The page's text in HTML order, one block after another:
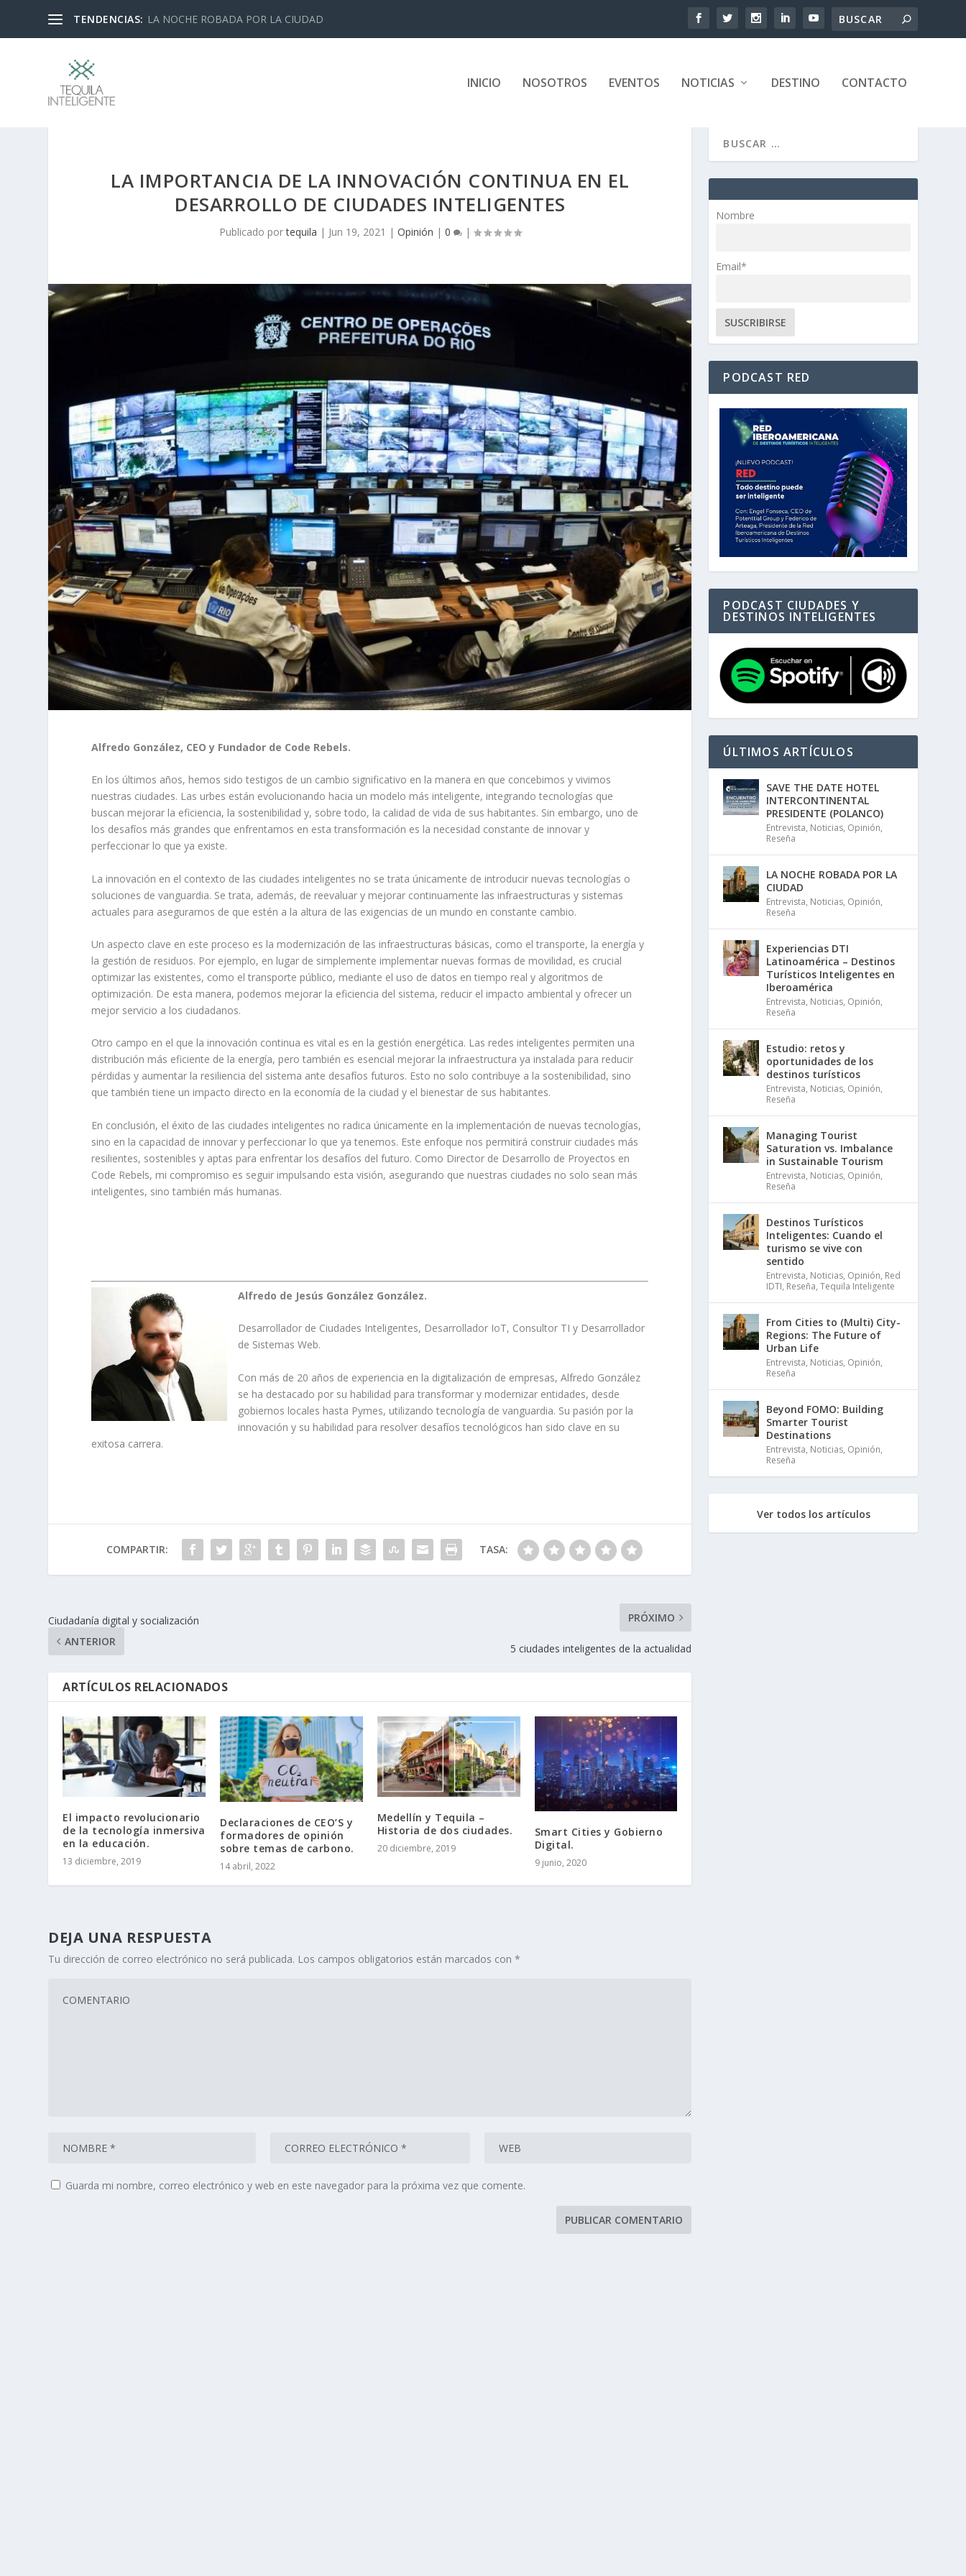
TENDENCIAS: LA NOCHE ROBADA POR LA CIUDAD
INICIO NOSOTROS EVENTOS NOTICIAS DESTINO CONTACTO
LA IMPORTANCIA DE LA INNOVACIÓN CONTINUA EN EL
DESARROLLO DE CIUDADES INTELIGENTES
Publicado portequila | Jun 19, 2021 | Opinión | 0 |
Alfredo González, CEO y Fundador de Code Rebels.
En los últimos años, hemos sido testigos de un cambio significativo en la manera en que concebimos y vivimos
nuestras ciudades. Las urbes están evolucionando hacia un modelo más inteligente, integrando tecnologías que
buscan mejorar la eficiencia, la sostenibilidad y, sobre todo, la calidad de vida de sus habitantes. Sin embargo, uno de
los desafíos más grandes que enfrentamos en esta transformación es la necesidad constante de innovar y
perfeccionar lo que ya existe.
La innovación en el contexto de las ciudades inteligentes no se trata únicamente de introducir nuevas tecnologías o
soluciones de vanguardia. Se trata, además, de reevaluar y mejorar continuamente las infraestructuras y sistemas
actuales para asegurarnos de que estén a la altura de las exigencias de un mundo en constante cambio.
Un aspecto clave en este proceso es la modernización de las infraestructuras básicas, como el transporte, la energía y
la gestión de residuos. Por ejemplo, en lugar de simplemente implementar nuevas formas de movilidad, es crucial
optimizar las existentes, como el transporte público, mediante el uso de datos en tiempo real y algoritmos de
optimización. De esta manera, podemos mejorar la eficiencia del sistema, reducir el impacto ambiental y ofrecer un
mejor servicio a los ciudadanos.
Otro campo en el que la innovación continua es vital es en la gestión energética. Las redes inteligentes permiten una
distribución más eficiente de la energía, pero también es esencial mejorar la infraestructura ya instalada para reducir
pérdidas y aumentar la resiliencia del sistema ante desafíos futuros. Esto no solo contribuye a la sostenibilidad, sino
que también tiene un impacto directo en la economía de la ciudad y el bienestar de sus habitantes.
En conclusión, el éxito de las ciudades inteligentes no radica únicamente en la implementación de nuevas tecnologías,
sino en la capacidad de innovar y perfeccionar lo que ya tenemos. Este enfoque nos permitirá construir ciudades más
resilientes, sostenibles y aptas para enfrentar los desafíos del futuro. Como Director de Desarrollo de Proyectos en
Code Rebels, mi compromiso es seguir impulsando esta visión, asegurando que nuestras ciudades no solo sean más
inteligentes, sino también más humanas.
Alfredo de Jesús González González.
Desarrollador de Ciudades Inteligentes, Desarrollador IoT, Consultor TI y Desarrollador
de Sistemas Web.
Con más de 20 años de experiencia en la digitalización de empresas, Alfredo González
se ha destacado por su habilidad para transformar y modernizar entidades, desde
gobiernos locales hasta Pymes, utilizando tecnología de vanguardia. Su pasión por la
innovación y su habilidad para resolver desafíos tecnológicos han sido clave en su
exitosa carrera.
COMPARTIR: TASA:
Ciudadanía digital y socialización
ANTERIOR
PRÓXIMO
5 ciudades inteligentes de la actualidad
ARTÍCULOS RELACIONADOS
El impacto revolucionario
de la tecnología inmersiva
en la educación.
13 diciembre, 2019
Declaraciones de CEO’S y
formadores de opinión
sobre temas de carbono.
14 abril, 2022
Medellín y Tequila –
Historia de dos ciudades.
20 diciembre, 2019
Smart Cities y Gobierno
Digital.
9 junio, 2020
DEJA UNA RESPUESTA
Tu dirección de correo electrónico no será publicada. Los campos obligatorios están marcados con*
Guarda mi nombre, correo electrónico y web en este navegador para la próxima vez que comente.
Nombre
Email*
PODCAST RED
PODCAST CIUDADES Y
DESTINOS INTELIGENTES
ÚLTIMOS ARTÍCULOS
SAVE THE DATE HOTEL
INTERCONTINENTAL
PRESIDENTE (POLANCO)
Entrevista, Noticias, Opinión,
Reseña
LA NOCHE ROBADA POR LA
CIUDAD
Entrevista, Noticias, Opinión,
Reseña
Experiencias DTI
Latinoamérica – Destinos
Turísticos Inteligentes en
Iberoamérica
Entrevista, Noticias, Opinión,
Reseña
Estudio: retos y
oportunidades de los
destinos turísticos
Entrevista, Noticias, Opinión,
Reseña
Managing Tourist
Saturation vs. Imbalance
in Sustainable Tourism
Entrevista, Noticias, Opinión,
Reseña
Destinos Turísticos
Inteligentes: Cuando el
turismo se vive con
sentido
Entrevista, Noticias, Opinión, Red
IDTI, Reseña,Tequila Inteligente
From Cities to (Multi) City-
Regions: The Future of
Urban Life
Entrevista, Noticias, Opinión,
Reseña
Beyond FOMO: Building
Smarter Tourist
Destinations
Entrevista, Noticias, Opinión,
Reseña
Ver todos los artículos